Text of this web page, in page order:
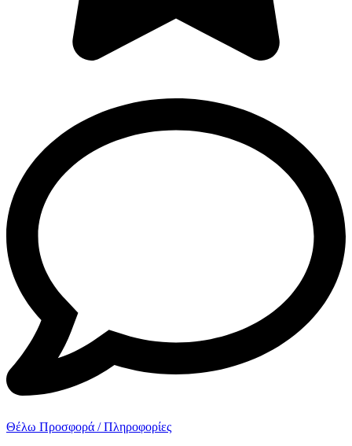
Θέλω Προσφορά / Πληροφορίες